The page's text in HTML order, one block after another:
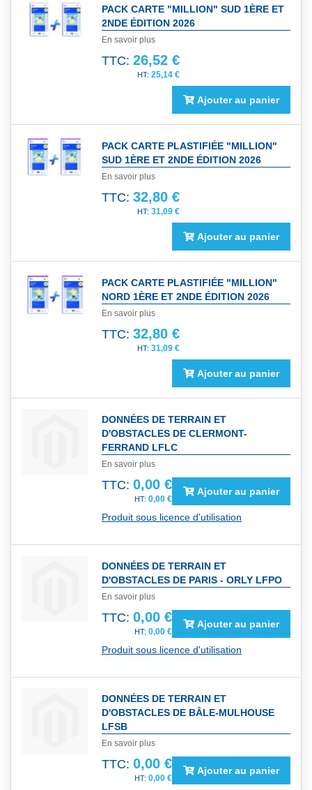
PACK CARTE "MILLION" SUD 1ÈRE ET
2NDE ÉDITION 2026
En savoir plus
TTC: 26,52 €
25,14 €
Ajouter au panier
PACK CARTE PLASTIFIÉE "MILLION"
SUD 1ÈRE ET 2NDE ÉDITION 2026
En savoir plus
TTC: 32,80 €
31,09 €
Ajouter au panier
PACK CARTE PLASTIFIÉE "MILLION"
NORD 1ÈRE ET 2NDE ÉDITION 2026
En savoir plus
TTC: 32,80 €
31,09 €
Ajouter au panier
DONNÉES DE TERRAIN ET
D'OBSTACLES DE CLERMONT-
FERRAND LFLC
En savoir plus
TTC: 0,00 €
0,00 €
Ajouter au panier
Produit sous licence d'utilisation
DONNÉES DE TERRAIN ET
D'OBSTACLES DE PARIS - ORLY LFPO
En savoir plus
TTC: 0,00 €
0,00 €
Ajouter au panier
Produit sous licence d'utilisation
DONNÉES DE TERRAIN ET
D'OBSTACLES DE BÂLE-MULHOUSE
LFSB
En savoir plus
TTC: 0,00 €
0,00 €
Ajouter au panier